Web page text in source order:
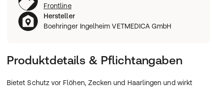
Frontline
Hersteller
Boehringer Ingelheim VETMEDICA GmbH
Produktdetails & Pflichtangaben
Bietet Schutz vor Flöhen, Zecken und Haarlingen und wirkt